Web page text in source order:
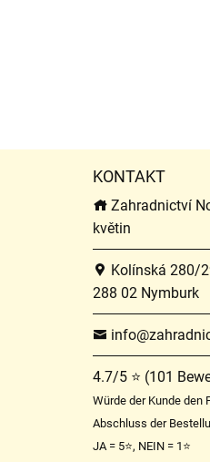
KONTAKT
Zahradnictví
květin
Kolínská 280/
288 02 Nymburk
4.7/5 ⭐ (101
Würde der Kunde den
Abschluss der
JA = 5⭐, NEIN = 1⭐